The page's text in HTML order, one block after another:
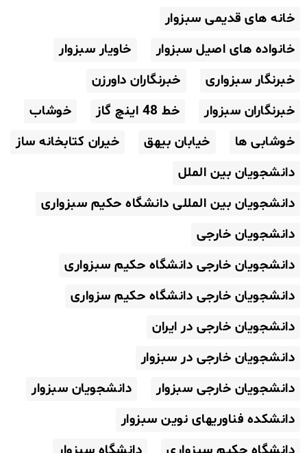
خانه های قدیمی سبزوار
خانواده های اصیل سبزوار
خاویار سبزوار
خبرنگار سبزواری
خبرنگاران داورزن
خبرنگاران سبزوار
خط 48 اینچ گاز
خوشاب
خوشابی ها
خیابان بیهق
خیران کتابخانه ساز
دانشجویان بین الملل
دانشجویان بین المللی دانشگاه حکیم سبزواری
دانشجویان خارجی
دانشجویان خارجی دانشگاه حکیم سبزواری
دانشجویان خارجی دانشگاه حکیم سزواری
دانشجویان خارجی در ایران
دانشجویان خارجی در سبزوار
دانشجویان خارجی سبزوار
دانشجویان سبزوار
دانشکده فناوریهای نوین سبزوار